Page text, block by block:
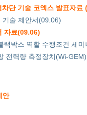
단 기술 코엑스 발표자료
기술 제안서(09.06)
자료(09.06)
박스 역할 수행조건 세
전력량 측정장치(Wi-
안